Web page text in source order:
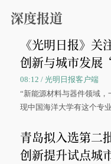
深度报道
《光明日报》关
创新与城市发展
08:12 / 光明日报客户端
“新能源材料与器件领域
现中国海洋大学有这个专
大学材料科学与工程学院
青岛拟入选第二
创新提升试点城